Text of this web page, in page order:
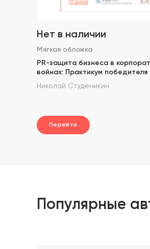
Нет в наличии
Мягкая обложка
PR-защита бизнеса в
войнах: Практикум победителя
Николай Студеникин
Перейти
Популярные